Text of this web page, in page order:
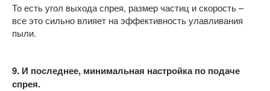
То есть угол выхода спрея, размер частиц и скорость –
все это сильно влияет на эффективность улавливания
пыли.
9. И последнее, минимальная настройка по подаче
спрея.